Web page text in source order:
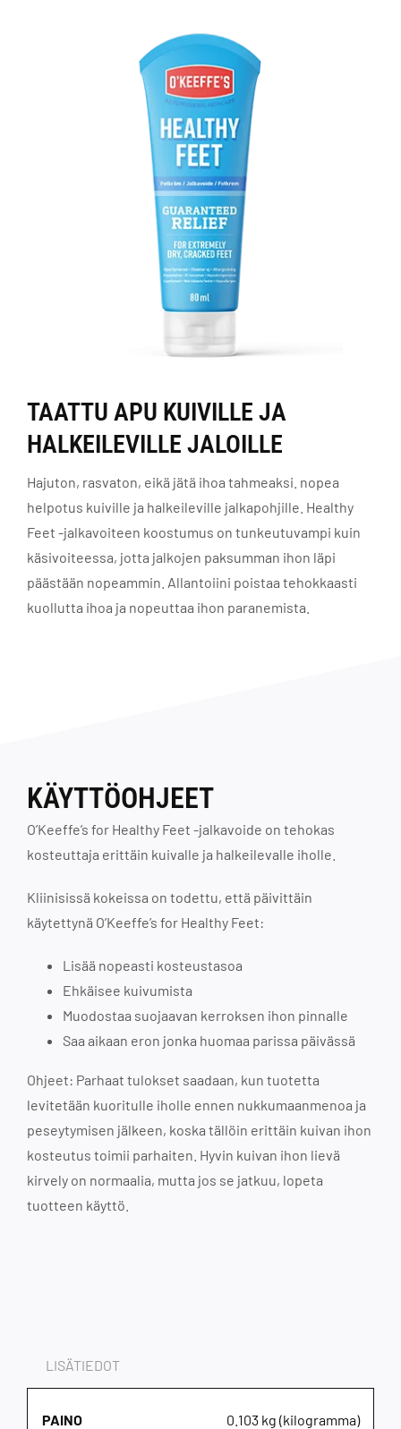
TAATTU APU KUIVILLE JA
HALKEILEVILLE JALOILLE
Hajuton, rasvaton, eikä jätä ihoa tahmeaksi. nopea
helpotus kuiville ja halkeileville jalkapohjille. Healthy
Feet -jalkavoiteen koostumus on tunkeutuvampi kuin
käsivoiteessa, jotta jalkojen paksumman ihon läpi
päästään nopeammin. Allantoiini poistaa tehokkaasti
kuollutta ihoa ja nopeuttaa ihon paranemista.
KÄYTTÖOHJEET
O’Keeffe’s for Healthy Feet -jalkavoide on tehokas
kosteuttaja erittäin kuivalle ja halkeilevalle iholle.
Kliinisissä kokeissa on todettu, että päivittäin
käytettynä O’Keeffe’s for Healthy Feet:
Lisää nopeasti kosteustasoa
Ehkäisee kuivumista
Muodostaa suojaavan kerroksen ihon pinnalle
Saa aikaan eron jonka huomaa parissa päivässä
Ohjeet: Parhaat tulokset saadaan, kun tuotetta
levitetään kuoritulle iholle ennen nukkumaanmenoa ja
peseytymisen jälkeen, koska tällöin erittäin kuivan ihon
kosteutus toimii parhaiten. Hyvin kuivan ihon lievä
kirvely on normaalia, mutta jos se jatkuu, lopeta
tuotteen käyttö.
LISÄTIEDOT
PAINO 0.103 kg (kilogramma)